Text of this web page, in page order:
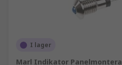
I lager
Marl Indikator